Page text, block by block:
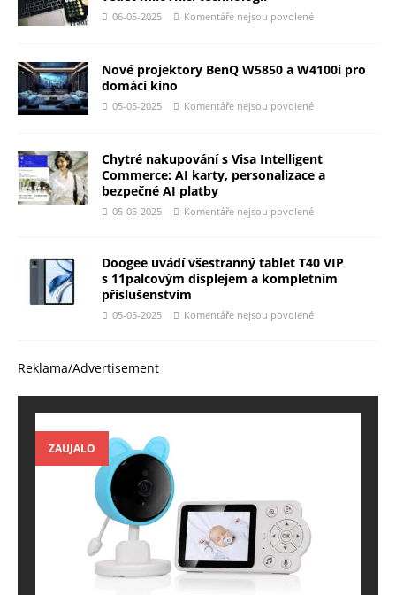
06-05-2025 Komentáře nejsou povolené
Nové projektory BenQ W5850 a W4100i pro
domácí kino
05-05-2025 Komentáře nejsou povolené
Chytré nakupování s Visa Intelligent
Commerce: AI karty, personalizace a
bezpečné AI platby
05-05-2025 Komentáře nejsou povolené
Doogee uvádí všestranný tablet T40 VIP
s 11palcovým displejem a kompletním
příslušenstvím
05-05-2025 Komentáře nejsou povolené
Reklama/Advertisement
ZAUJALO